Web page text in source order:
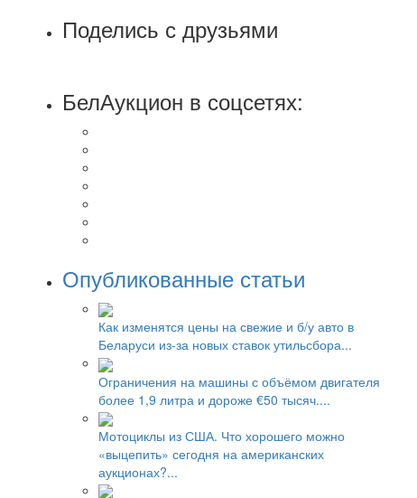
Поделись с друзьями
БелАукцион в соцсетях:
Опубликованные статьи
Как изменятся цены на свежие и б/у авто в
Беларуси из-за новых ставок утильсбора...
Ограничения на машины с объёмом двигателя
более 1,9 литра и дороже €50 тысяч....
Мотоциклы из США. Что хорошего можно
«выцепить» сегодня на американских
аукционах?...